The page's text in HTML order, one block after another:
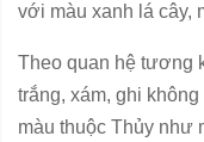
với màu xanh lá cây,
Theo quan hệ tương
trắng, xám, ghi
màu thuộc Thủy như